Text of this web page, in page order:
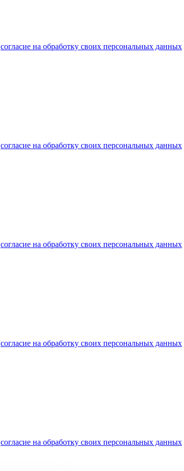
согласие на обработку своих персональных данных
согласие на обработку своих персональных данных
согласие на обработку своих персональных данных
согласие на обработку своих персональных данных
согласие на обработку своих персональных данных